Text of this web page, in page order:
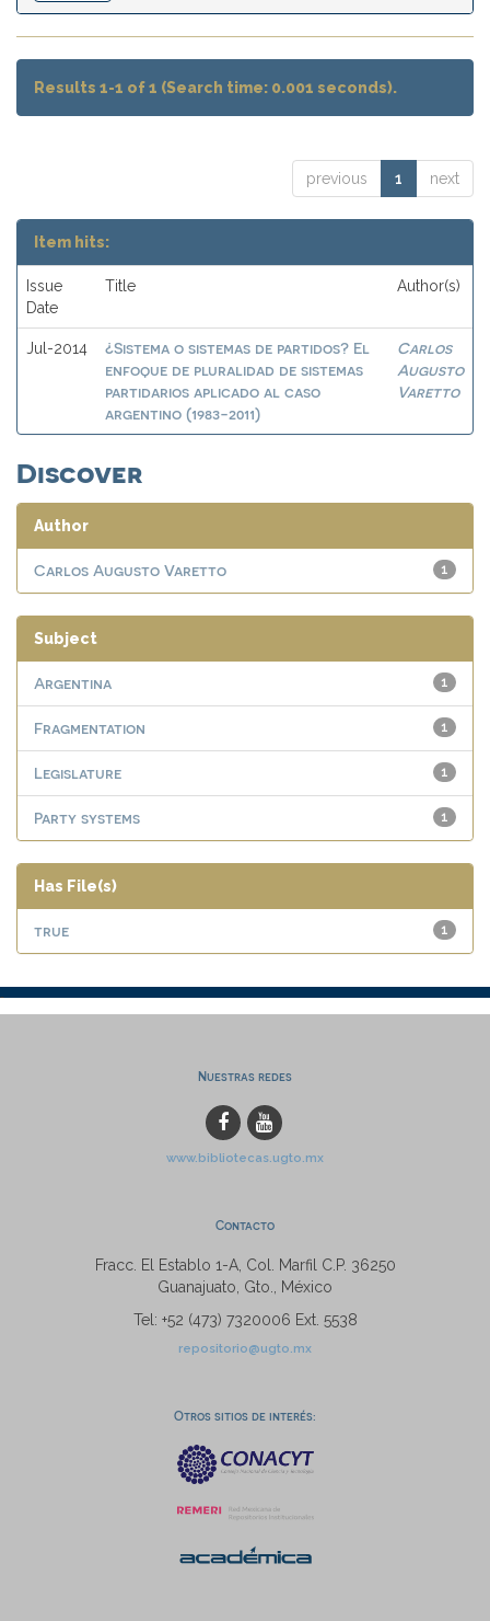
Results 1-1 of 1 (Search time: 0.001 seconds).
previous 1 next
Item hits:
Issue
Date
Title Author(s)
Jul-2014
¿Sistema o sistemas de partidos? El
enfoque de pluralidad de sistemas
partidarios aplicado al caso
argentino (1983-2011)
Carlos
Augusto
Varetto
Discover
Author
1
Carlos Augusto Varetto
Subject
1
Argentina
1
Fragmentation
1
Legislature
1
Party systems
Has File(s)
1
true
Nuestras redes
www.bibliotecas.ugto.mx
Contacto
Fracc. El Establo 1-A, Col. Marfil C.P. 36250
Guanajuato, Gto., México
Tel: +52 (473) 7320006 Ext. 5538
repositorio@ugto.mx
Otros sitios de interés: